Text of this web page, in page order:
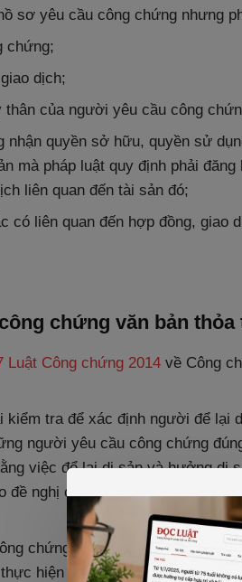
sơ yêu cầu công chứng nhưng
chứng;
dịch;
của người yêu cầu công
nhận quyền sở hữu, quyền sử
mà pháp luật quy định phải
liên quan đến tài sản đó;
có liên quan đến hợp đồng, giao
chứng văn bản thỏa
Luật Công chứng 2014 về Công
kiểm tra để xác định người để lại
người yêu cầu công chứng
việc để lại di sản và hưởng di
đề nghị của người yêu cầu công
chứng có trách nhiệm niêm
hiện việc công chứng.